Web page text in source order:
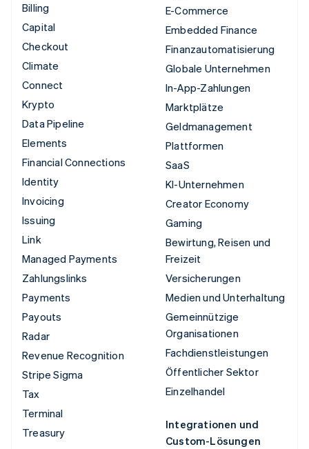
Billing
Capital
Checkout
Climate
Connect
Krypto
Data Pipeline
Elements
Financial Connections
Identity
Invoicing
Issuing
Link
Managed Payments
Zahlungslinks
Payments
Payouts
Radar
Revenue Recognition
Stripe Sigma
Tax
Terminal
Treasury
E-Commerce
Embedded Finance
Finanzautomatisierung
Globale Unternehmen
In-App-Zahlungen
Marktplätze
Geldmanagement
Plattformen
SaaS
KI-Unternehmen
Creator Economy
Gaming
Bewirtung, Reisen und
Freizeit
Versicherungen
Medien und Unterhaltung
Gemeinnützige
Organisationen
Fachdienstleistungen
Öffentlicher Sektor
Einzelhandel
Integrationen und
Custom-Lösungen